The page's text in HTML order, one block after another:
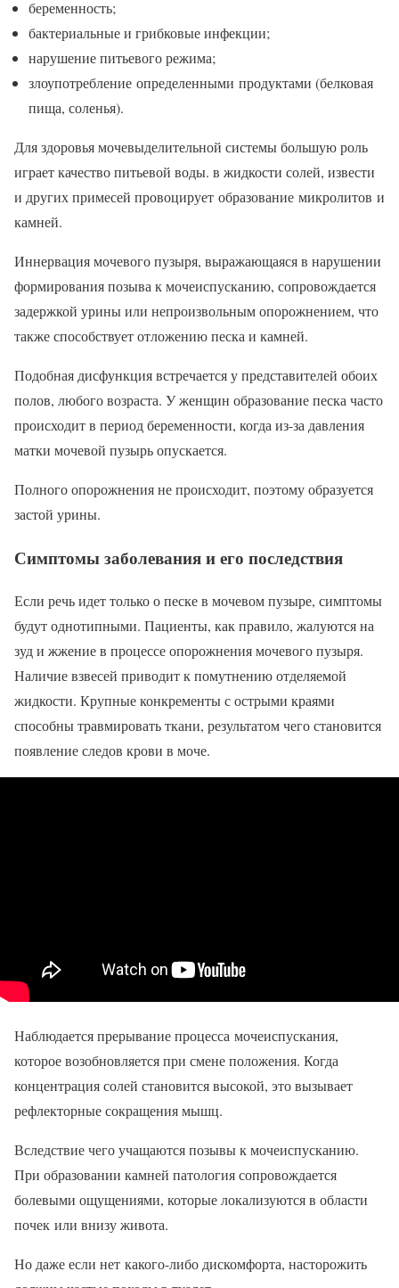
беременность;
бактериальные и грибковые инфекции;
нарушение питьевого режима;
злоупотребление определенными продуктами (белковая
пища, соленья).
Для здоровья мочевыделительной системы большую роль
играет качество питьевой воды. в жидкости солей, извести
и других примесей провоцирует образование микролитов и
камней.
Иннервация мочевого пузыря, выражающаяся в нарушении
формирования позыва к мочеиспусканию, сопровождается
задержкой урины или непроизвольным опорожнением, что
также способствует отложению песка и камней.
Подобная дисфункция встречается у представителей обоих
полов, любого возраста. У женщин образование песка часто
происходит в период беременности, когда из-за давления
матки мочевой пузырь опускается.
Полного опорожнения не происходит, поэтому образуется
застой урины.
Симптомы заболевания и его последствия
Если речь идет только о песке в мочевом пузыре, симптомы
будут однотипными. Пациенты, как правило, жалуются на
зуд и жжение в процессе опорожнения мочевого пузыря.
Наличие взвесей приводит к помутнению отделяемой
жидкости. Крупные конкременты с острыми краями
способны травмировать ткани, результатом чего становится
появление следов крови в моче.
Наблюдается прерывание процесса мочеиспускания,
которое возобновляется при смене положения. Когда
концентрация солей становится высокой, это вызывает
рефлекторные сокращения мышц.
Вследствие чего учащаются позывы к мочеиспусканию.
При образовании камней патология сопровождается
болевыми ощущениями, которые локализуются в области
почек или внизу живота.
Но даже если нет какого-либо дискомфорта, насторожить